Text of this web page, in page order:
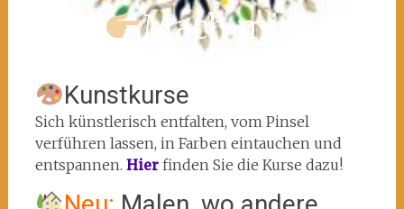
Mach mit!
Kunstkurse
Sich künstlerisch entfalten, vom Pinsel
verführen lassen, in Farben eintauchen und
entspannen. Hier finden Sie die Kurse dazu!